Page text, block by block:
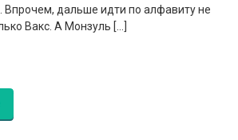
Впрочем, дальше идти по алфавиту не
Вакс. А Монзуль […]